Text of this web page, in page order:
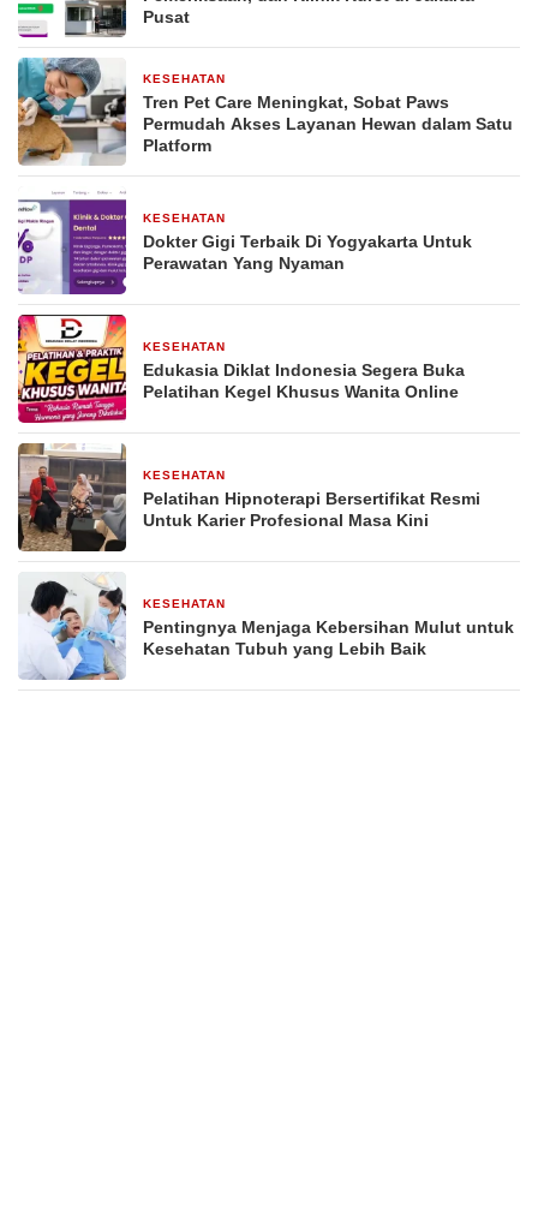
Pusat
KESEHATAN
Tren Pet Care Meningkat, Sobat Paws
Permudah Akses Layanan Hewan dalam Satu
Platform
KESEHATAN
Dokter Gigi Terbaik Di Yogyakarta Untuk
Perawatan Yang Nyaman
KESEHATAN
Edukasia Diklat Indonesia Segera Buka
Pelatihan Kegel Khusus Wanita Online
KESEHATAN
Pelatihan Hipnoterapi Bersertifikat Resmi
Untuk Karier Profesional Masa Kini
KESEHATAN
Pentingnya Menjaga Kebersihan Mulut untuk
Kesehatan Tubuh yang Lebih Baik